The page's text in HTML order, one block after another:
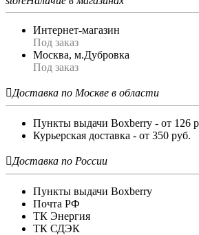
Интернет-магазин
Под заказ
Москва, м.Дубровка
Под заказ
Доставка по Москве в области
Пункты выдачи Boxberry - от 126
Курьерская доставка - от 350 руб.
Доставка по России
Пункты выдачи Boxberry
Почта РФ
ТК Энергия
ТК СДЭК